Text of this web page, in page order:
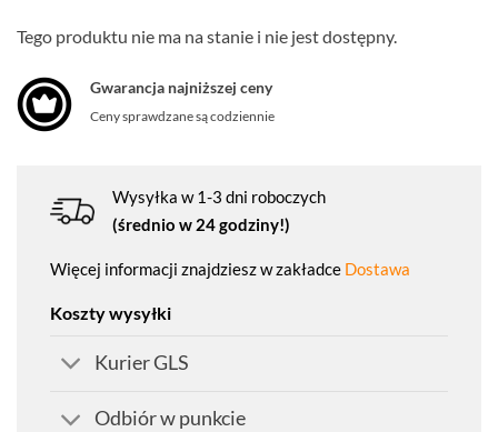
Tego produktu nie ma na stanie i nie jest dostępny.
Gwarancja najniższej ceny
Ceny sprawdzane są codziennie
Wysyłka w 1-3 dni roboczych
(średnio w 24 godziny!)
Więcej informacji znajdziesz w zakładce Dostawa
Koszty wysyłki
Kurier GLS
Odbiór w punkcie